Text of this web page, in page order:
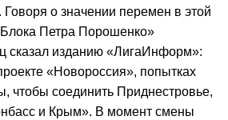
о значении перемен в этой
Петра Порошенко»
сказал изданию «ЛигаИнформ»:
«Новороссия», попытках
чтобы соединить Приднестровье,
и Крым». В момент смены